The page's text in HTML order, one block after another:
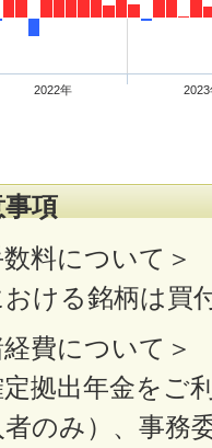
2022年 2023
項
数料について＞
ける銘柄は買
経費について＞
拠出年金をご
者のみ）、事務